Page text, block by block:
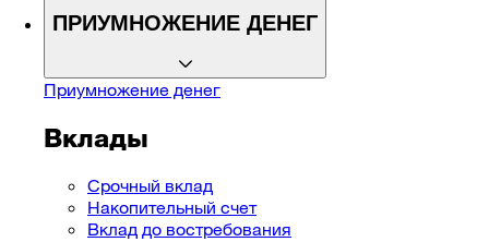
ПРИУМНОЖЕНИЕ ДЕНЕГ
Приумножение денег
Вклады
Срочный вклад
Накопительный счет
Вклад до востребования